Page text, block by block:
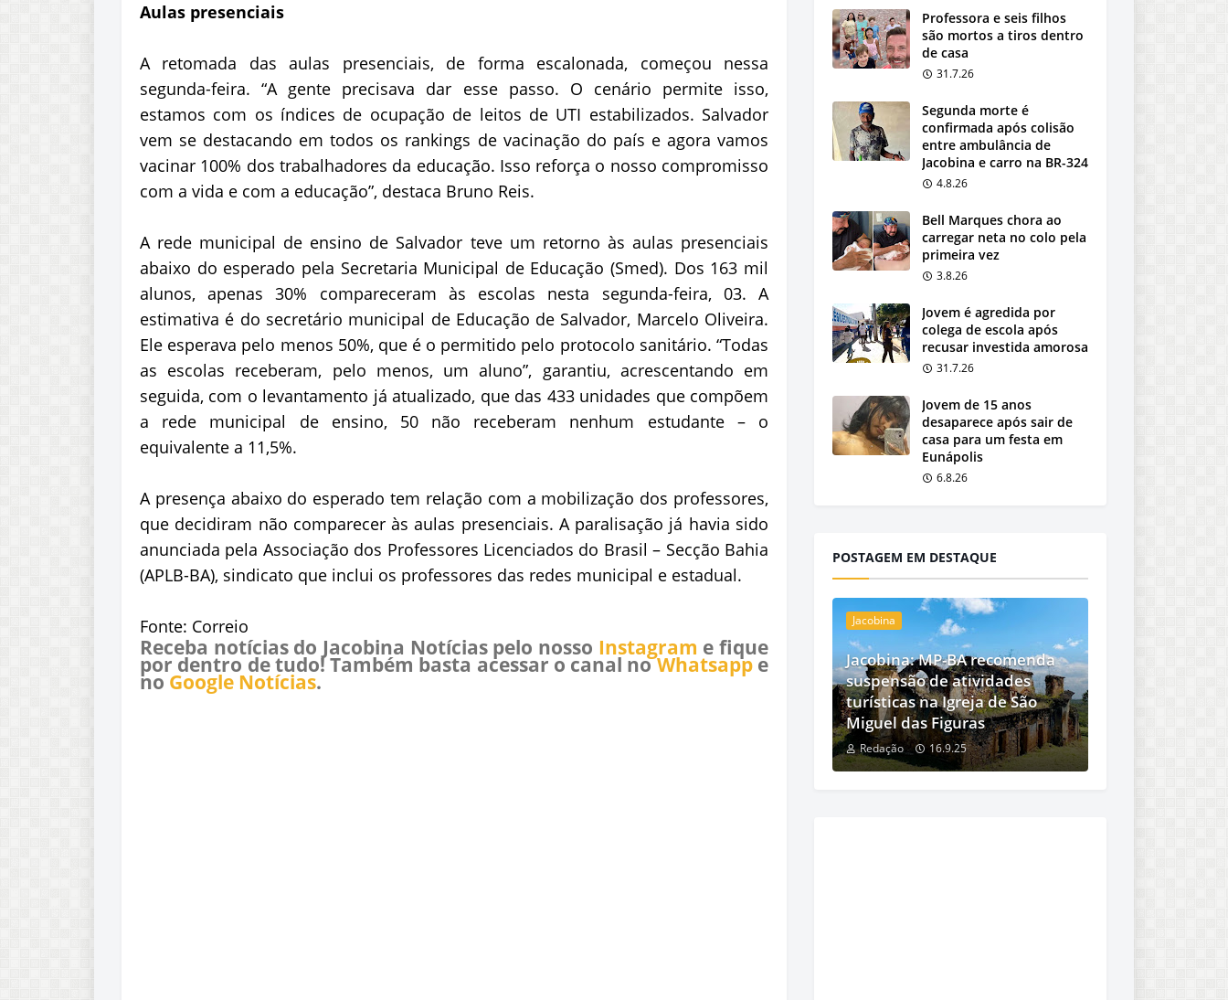
Aulas presenciais
A retomada das aulas presenciais, de forma escalonada, começou nessa
segunda-feira. “A gente precisava dar esse passo. O cenário permite isso,
estamos com os índices de ocupação de leitos de UTI estabilizados. Salvador
vem se destacando em todos os rankings de vacinação do país e agora vamos
vacinar 100% dos trabalhadores da educação. Isso reforça o nosso compromisso
com a vida e com a educação”, destaca Bruno Reis.
A rede municipal de ensino de Salvador teve um retorno às aulas presenciais
abaixo do esperado pela Secretaria Municipal de Educação (Smed). Dos 163 mil
alunos, apenas 30% compareceram às escolas nesta segunda-feira, 03. A
estimativa é do secretário municipal de Educação de Salvador, Marcelo Oliveira.
Ele esperava pelo menos 50%, que é o permitido pelo protocolo sanitário. “Todas
as escolas receberam, pelo menos, um aluno”, garantiu, acrescentando em
seguida, com o levantamento já atualizado, que das 433 unidades que compõem
a rede municipal de ensino, 50 não receberam nenhum estudante – o
equivalente a 11,5%.
A presença abaixo do esperado tem relação com a mobilização dos professores,
que decidiram não comparecer às aulas presenciais. A paralisação já havia sido
anunciada pela Associação dos Professores Licenciados do Brasil – Secção Bahia
(APLB-BA), sindicato que inclui os professores das redes municipal e estadual.
Fonte: Correio
Receba notícias do Jacobina Notícias pelo nosso Instagram e fique
por dentro de tudo! Também basta acessar o canal noWhatsappe
no Google Notícias.
Professora e seis filhos
são mortos a tiros dentro
de casa
31.7.26
Segunda morte é
confirmada após colisão
entre ambulância de
Jacobina e carro na BR-324
4.8.26
Bell Marques chora ao
carregar neta no colo pela
primeira vez
3.8.26
Jovem é agredida por
colega de escola após
recusar investida amorosa
31.7.26
Jovem de 15 anos
desaparece após sair de
casa para um festa em
Eunápolis
6.8.26
POSTAGEM EM DESTAQUE
Jacobina
Jacobina: MP-BA recomenda
suspensão de atividades
turísticas na Igreja de São
Miguel das Figuras
Redação 16.9.25